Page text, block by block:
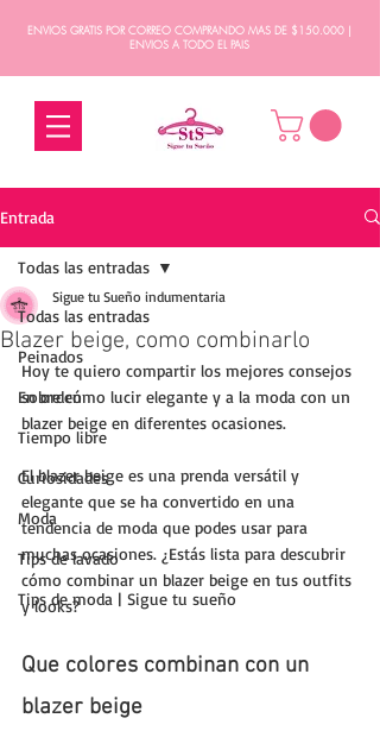
ENVIOS GRATIS POR CORREO COMPRANDO MAS DE $150.000 |
ENVIOS A TODO EL PAIS
Entrada
Todas las entradas
Peinados
En orden
Tiempo libre
Curiosidades
Moda
Tips de lavado
Tips de moda | Sigue tu sueño
Todas las entradas
Blazer beige, como combinarlo
Sigue tu Sueño indumentaria
Hoy te quiero compartir los mejores consejos
sobre cómo lucir elegante y a la moda con un
blazer beige en diferentes ocasiones.
El blazer beige es una prenda versátil y
elegante que se ha convertido en una
tendencia de moda que podes usar para
muchas ocasiones. ¿Estás lista para descubrir
cómo combinar un blazer beige en tus outfits
y looks?
Que colores combinan con un
blazer beige